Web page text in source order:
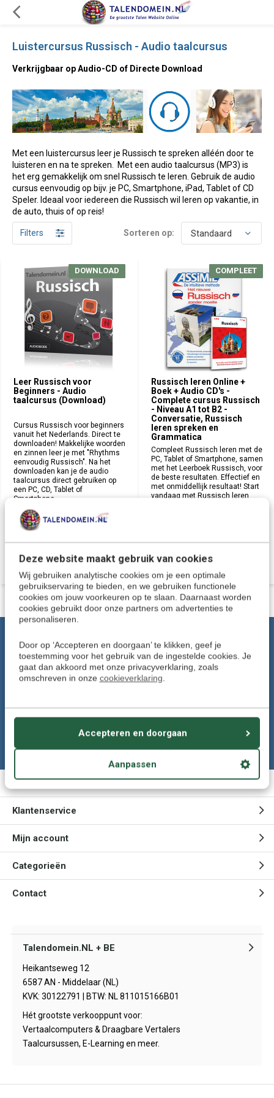
Deze website maakt gebruik van cookies
Wij gebruiken analytische cookies om je een optimale
gebruikservaring te bieden, en we gebruiken functionele
cookies om jouw voorkeuren op te slaan. Daarnaast worden
cookies gebruikt door onze partners om advertenties te
personaliseren.
Door op ‘Accepteren en doorgaan’ te klikken, geef je
toestemming voor het gebruik van de ingestelde cookies. Je
gaat dan akkoord met onze privacyverklaring, zoals
omschreven in onze cookieverklaring
Accepteren en doorgaan
Aanpassen
Luistercursus Russisch - Audio taalcursus
Verkrijgbaar op Audio-CD of Directe Download
Met een luistercursus leer je Russisch te spreken alléén door te
luisteren en na te spreken. Met een audio taalcursus (MP3) is
het erg gemakkelijk om snel Russisch te leren. Gebruik de audio
cursus eenvoudig op bijv. je PC, Smartphone, iPad, Tablet of CD
Speler. Ideaal voor iedereen die Russisch wil leren op vakantie, in
de auto, thuis of op reis!
Filters Sorteren op:
Leer Russisch voor
Beginners - Audio
taalcursus (Download)
Cursus Russisch voor beginners
vanuit het Nederlands. Direct te
downloaden! Makkelijke woorden
en zinnen leer je met "Rhythms
eenvoudig Russisch". Na het
downloaden kan je de audio
taalcursus direct gebruiken op
een PC, CD, Tablet of
Smartphone.
Deliverytime
DOWNLOAD
€ 12,95
DOWNLOAD
Russisch leren Online +
Boek + Audio CD's -
Complete cursus Russisch
- Niveau A1 tot B2 -
Conversatie, Russisch
leren spreken en
Grammatica
Compleet Russisch leren met de
PC, Tablet of Smartphone, samen
met het Leerboek Russisch, voor
de beste resultaten. Effectief en
met onmiddellijk resultaat! Start
vandaag met Russisch leren
Deliverytime
COMPLEET
119,95€ 109,95
COMPLEET
Klantenservice: Tel. 024-8456906
Wij helpen u graag.
Of stuur een e-mail naar:
klantenservice@talendomein.nl
Volg ons
Meer informatie
Klantenservice
Mijn account
Categorieën
Contact
Talendomein.NL + BE
Heikantseweg 12
6587 AN - Middelaar (NL)
KVK: 30122791 | BTW: NL 811015166B01
Hét grootste verkooppunt voor:
Vertaalcomputers & Draagbare Vertalers
Taalcursussen, E-Learning en meer.